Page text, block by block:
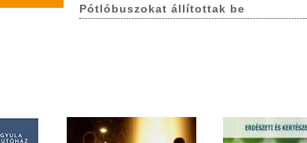
Pótlóbuszokat állítottak be